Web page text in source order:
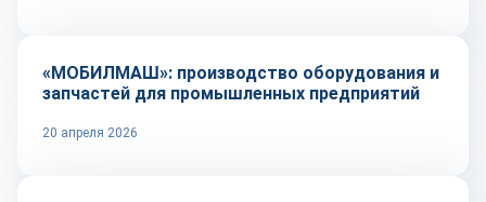
«МОБИЛМАШ»: производство оборудования и
запчастей для промышленных предприятий
20 апреля 2026
Оборудование и инструмент